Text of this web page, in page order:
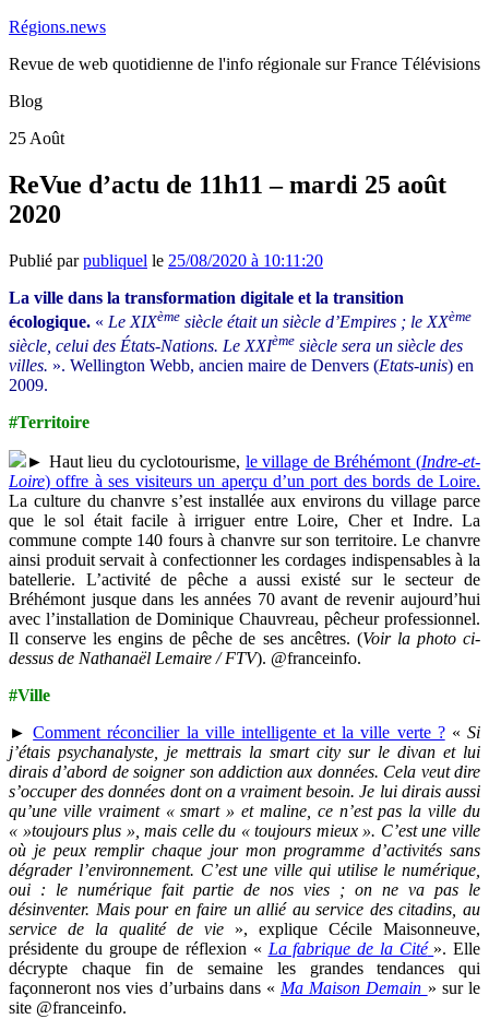
Régions.news
Revue de web quotidienne de l'info régionale sur France Télévisions
Blog
25 Août
ReVue d’actu de 11h11 – mardi 25 août
2020
Publié parpubliquel le 25/08/2020 à 10:11:20
La ville dans la transformation digitale et la transition
écologique. « Le XIXème siècle était un siècle d’Empires ; le XXème
siècle, celui des États-Nations. Le XXIème siècle sera un siècle des
villes. ». Wellington Webb, ancien maire de Denvers (Etats-unis) en
2009.
#Territoire
► Haut lieu du cyclotourisme, le village de Bréhémont (Indre-et-
Loire) offre à ses visiteurs un aperçu d’un port des bords de Loire.
La culture du chanvre s’est installée aux environs du village parce
que le sol était facile à irriguer entre Loire, Cher et Indre. La
commune compte 140 fours à chanvre sur son territoire. Le chanvre
ainsi produit servait à confectionner les cordages indispensables à la
batellerie. L’activité de pêche a aussi existé sur le secteur de
Bréhémont jusque dans les années 70 avant de revenir aujourd’hui
avec l’installation de Dominique Chauvreau, pêcheur professionnel.
Il conserve les engins de pêche de ses ancêtres. (Voir la photo ci-
dessus de Nathanaël Lemaire / FTV). @franceinfo.
#Ville
►Comment réconcilier la ville intelligente et la ville verte ?«Si
j’étais psychanalyste, je mettrais la smart city sur le divan et lui
dirais d’abord de soigner son addiction aux données. Cela veut dire
s’occuper des données dont on a vraiment besoin. Je lui dirais aussi
qu’une ville vraiment « smart » et maline, ce n’est pas la ville du
« »toujours plus », mais celle du « toujours mieux ». C’est une ville
où je peux remplir chaque jour mon programme d’activités sans
dégrader l’environnement. C’est une ville qui utilise le numérique,
oui : le numérique fait partie de nos vies ; on ne va pas le
désinventer. Mais pour en faire un allié au service des citadins, au
service de la qualité de vie », explique Cécile Maisonneuve,
présidente du groupe de réflexion « La fabrique de la Cité ». Elle
décrypte chaque fin de semaine les grandes tendances qui
façonneront nos vies d’urbains dans «Ma Maison Demain » sur le
site @franceinfo.